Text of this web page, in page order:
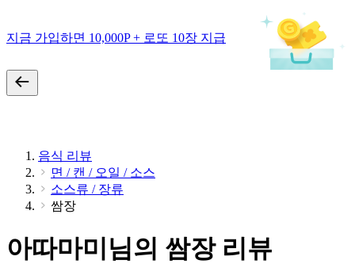
지금 가입하면 10,000P + 로또 10장 지급
음식 리뷰
면 / 캔 / 오일 / 소스
소스류 / 장류
쌈장
아따마미님의 쌈장 리뷰